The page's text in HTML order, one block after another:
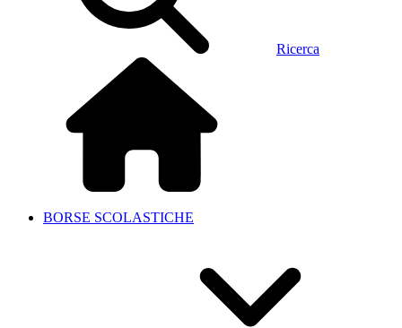
Ricerca
BORSE SCOLASTICHE